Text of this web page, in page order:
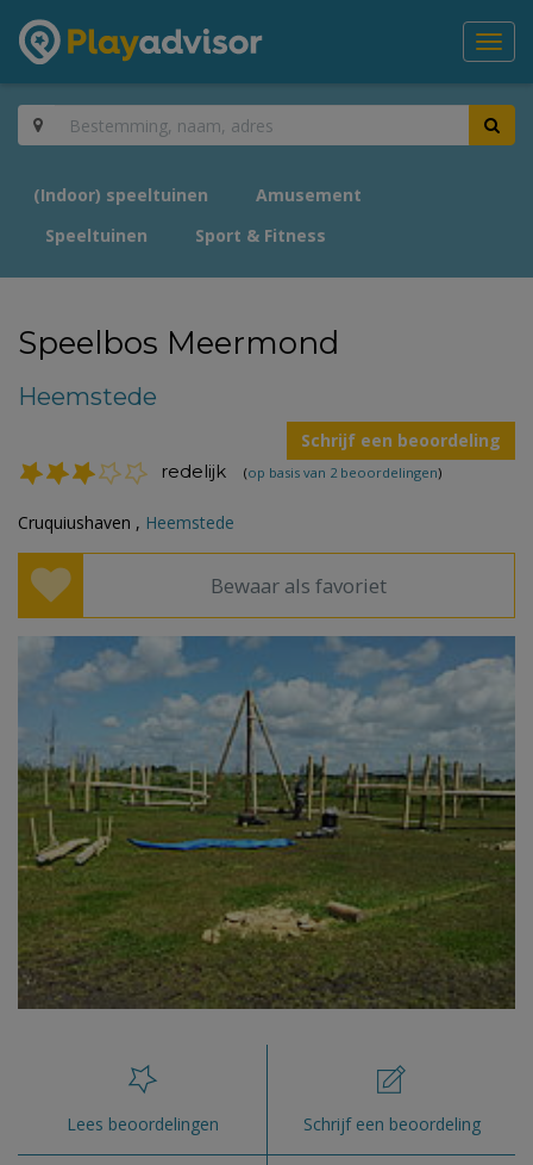
(Indoor) speeltuinen
Amusement
Speeltuinen
Sport & Fitness
Speelbos Meermond
Heemstede
Schrijf een beoordeling
redelijk (op basis van 2 beoordelingen)
Cruquiushaven , Heemstede
Bewaar als favoriet
Lees beoordelingen Schrijf een beoordeling